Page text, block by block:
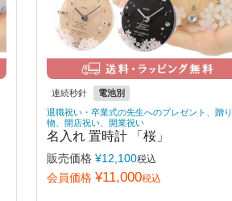
連続秒針
電池別
退職祝い・卒業式の先生へのプレゼント、贈り
物、開店祝い、開業祝い
名入れ 置時計 「桜」
販売価格 ¥12,100税込
会員価格 ¥11,000税込